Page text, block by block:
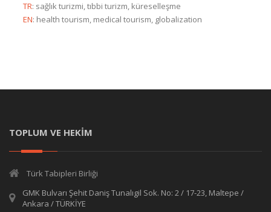
TR: sağlık turizmi, tıbbi turizm, küreselleşme
EN: health tourism, medical tourism, globalization
TOPLUM VE HEKİM
Türk Tabipleri Birliği
GMK Bulvarı Şehit Daniş Tunalıgil Sok. No: 2 / 17-23, Maltepe /
Ankara / TÜRKİYE